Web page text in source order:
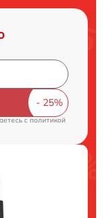
cполитикой